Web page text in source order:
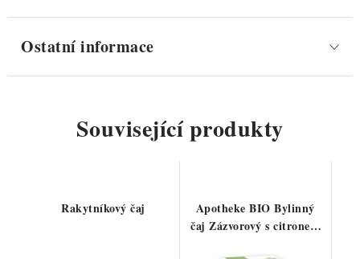
Ostatní informace
Související produkty
Rakytníkový čaj
Apotheke BIO Bylinný
čaj Zázvorový s citronem